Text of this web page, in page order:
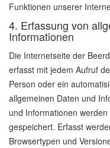
Funktionen unserer
4. Erfassung von
Informationen
Die Internetseite der
erfasst mit jedem Aufruf
Person oder ein
allgemeinen Daten und
und Informationen
gespeichert. Erfasst
Browsertypen und